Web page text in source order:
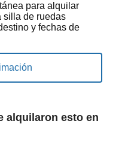
para alquilar
silla de ruedas
y fechas de
alquilaron esto en